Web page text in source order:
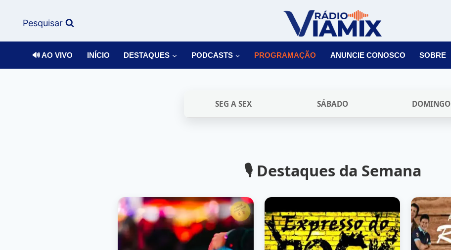
Pesquisar
🔊 AO VIVO INÍCIO DESTAQUES PODCASTS PROGRAMAÇÃO ANUNCIE CONOSCO SOBRE
SEG A SEX SÁBADO DOMINGO
🎙️ Destaques da Semana